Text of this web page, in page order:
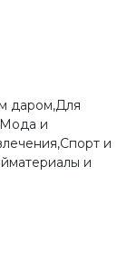
даром,Для
и
и
и